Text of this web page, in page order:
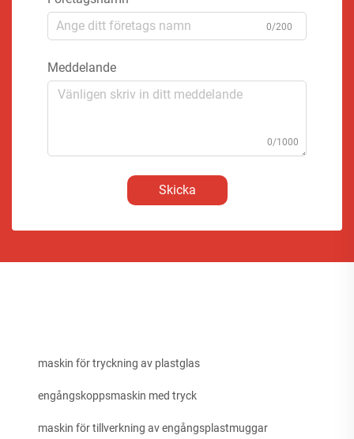
0/200
Meddelande
0/1000
Skicka
maskin för tryckning av plastglas
engångskoppsmaskin med tryck
maskin för tillverkning av engångsplastmuggar